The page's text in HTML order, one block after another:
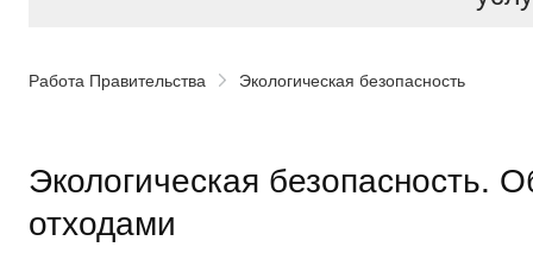
Работа Правительства Экологическая безопасность
Экологическая безопасность.
отходами